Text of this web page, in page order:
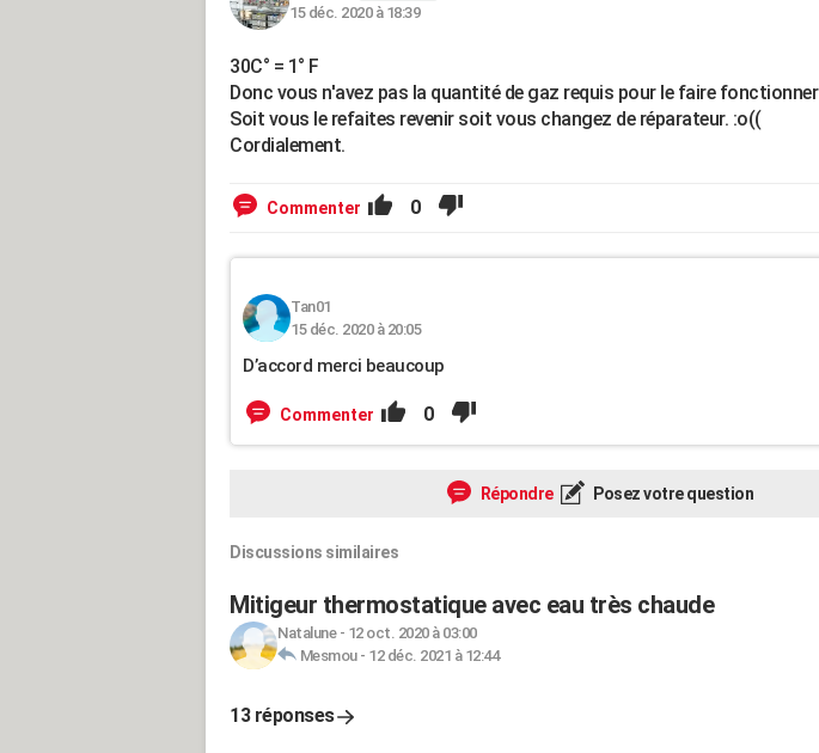
15 déc. 2020 à 18:39
30C° = 1° F
Donc vous n'avez pas la quantité de gaz requis pour le faire fonctionner
Soit vous le refaites revenir soit vous changez de réparateur. :o((
Cordialement.
Commenter 0
Tan01
15 déc. 2020 à 20:05
D’accord merci beaucoup
Commenter 0
Répondre Posez votre question
Discussions similaires
Mitigeur thermostatique avec eau très chaude
Natalune- 12 oct. 2020 à 03:00
Mesmou- 12 déc. 2021 à 12:44
13 réponses